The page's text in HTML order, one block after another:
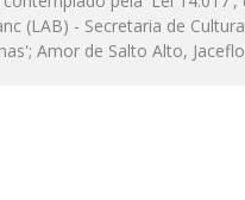
(LAB) - Secretaria de
Amor de Salto Alto,